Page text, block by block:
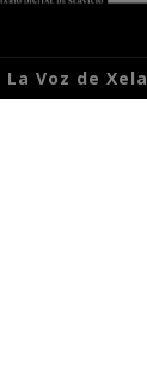
La Voz de Xela